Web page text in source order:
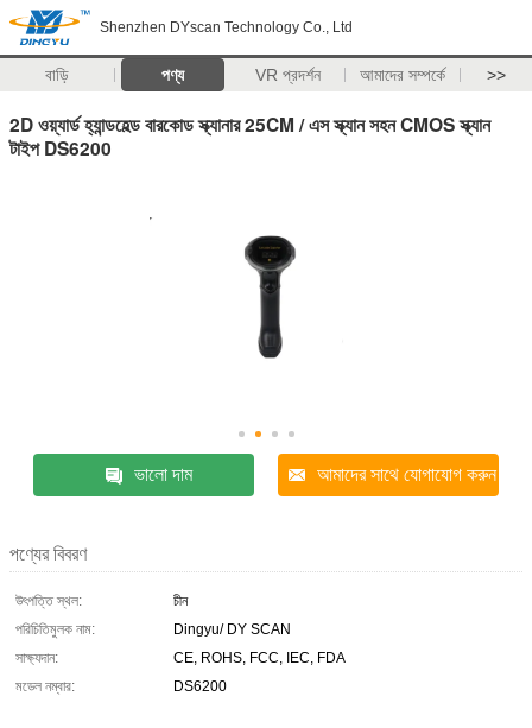
Shenzhen DYscan Technology Co., Ltd
বাড়ি পণ্য VR প্রদর্শন আমাদের সম্পর্কে >>
2D ওয়্যার্ড হ্যান্ডহেল্ড বারকোড স্ক্যানার 25CM / এস স্ক্যান সহন CMOS স্ক্যান
টাইপ DS6200
ভালো দাম আমাদের সাথে যোগাযোগ করুন
পণ্যের বিবরণ
উৎপত্তি স্থল:
চীন
পরিচিতিমুলক নাম:
Dingyu/ DY SCAN
সাক্ষ্যদান:
CE, ROHS, FCC, IEC, FDA
মডেল নম্বার:
DS6200